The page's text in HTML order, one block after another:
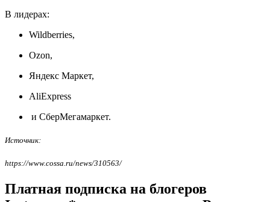
В лидерах:
Wildberries,
Ozon,
Яндекс Маркет,
AliExpress
и СберМегамаркет.
Источник:
https://www.cossa.ru/news/310563/
Платная подписка на блогеров